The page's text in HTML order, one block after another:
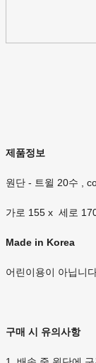
제품정보
원단 - 트윌 20수 ,
가로 155 x 세로
Made in Korea
어린이용이 아닙니
구매 시 유의사항